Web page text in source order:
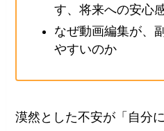
す、将来への安心
なぜ動画編集が、
やすいのか
漠然とした不安が「自分